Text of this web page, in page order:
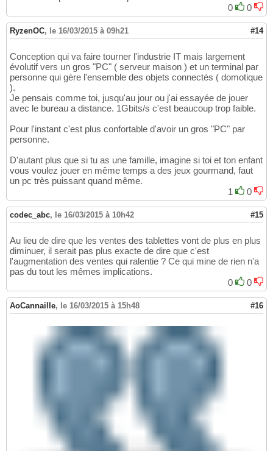
0
0
RyzenOC, le 16/03/2015 à 09h21 #14
Conception qui va faire tourner l'industrie IT mais largement
évolutif vers un gros "PC" ( serveur maison ) et un terminal par
personne qui gère l'ensemble des objets connectés ( domotique
).
Je pensais comme toi, jusqu'au jour ou j'ai essayée de jouer
avec le bureau a distance. 1Gbits/s c'est beaucoup trop faible.
Pour l'instant c'est plus confortable d'avoir un gros "PC" par
personne.
D'autant plus que si tu as une famille, imagine si toi et ton enfant
vous voulez jouer en même temps a des jeux gourmand, faut
un pc très puissant quand même.
1
0
codec_abc, le 16/03/2015 à 10h42 #15
Au lieu de dire que les ventes des tablettes vont de plus en plus
diminuer, il serait pas plus exacte de dire que c'est
l'augmentation des ventes qui ralentie ? Ce qui mine de rien n'a
pas du tout les mêmes implications.
0
0
AoCannaille, le 16/03/2015 à 15h48 #16